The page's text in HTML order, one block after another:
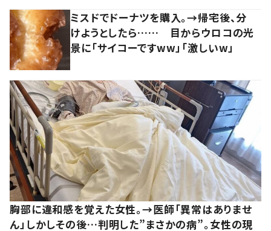
ミスドでドーナツを購入。→帰宅後、分
けようとしたら…… 目からウロコの光
景に「サイコーですww」「激しいw」
胸部に違和感を覚えた女性。→医師「異常はありませ
ん」しかしその後…判明した”まさかの病”。女性の現